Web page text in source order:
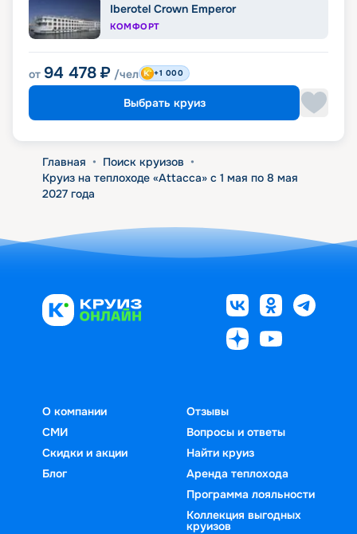
Iberotel Crown Emperor
КОМФОРТ
от 94 478 ₽ /чел +1 000
Выбрать круиз
Главная • Поиск круизов •
Круиз на теплоходе «Attacca» с 1 мая по 8 мая
2027 года
О компании
СМИ
Скидки и акции
Блог
Отзывы
Вопросы и ответы
Найти круиз
Аренда теплохода
Программа лояльности
Коллекция выгодных
круизов